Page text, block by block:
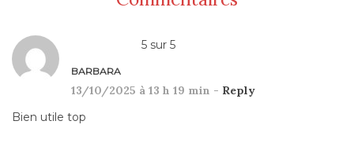
5 sur 5
BARBARA
13/10/2025 à 13 h 19 min - Reply
Bien utile top